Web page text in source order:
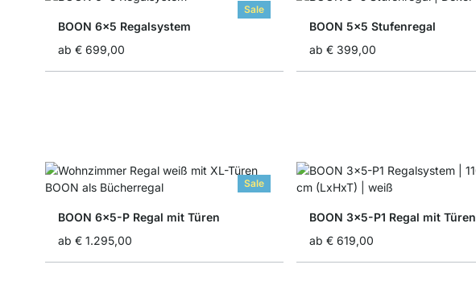
Sale
BOON 6x5 Regalsystem
ab € 699,00
BOON 5x5 Stufenregal
ab € 399,00
Sale
BOON 6x5-P Regal mit Türen
ab € 1.295,00
BOON 3x5-P1 Regal mit Türen
ab € 619,00